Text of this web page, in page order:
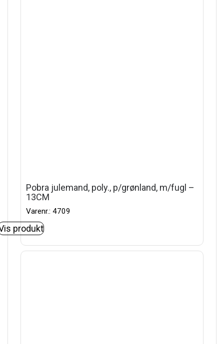
Pobra julemand, poly., p/grønland, m/fugl –
13CM
Varenr.: 4709
produkt